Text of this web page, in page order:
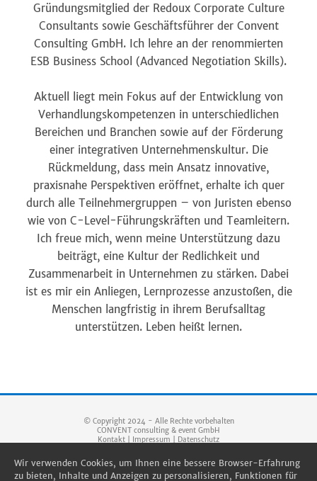
Gründungsmitglied der Redoux Corporate Culture
Consultants sowie Geschäftsführer der Convent
Consulting GmbH. Ich lehre an der renommierten
ESB Business School (Advanced Negotiation Skills).
Aktuell liegt mein Fokus auf der Entwicklung von
Verhandlungskompetenzen in unterschiedlichen
Bereichen und Branchen sowie auf der Förderung
einer integrativen Unternehmenskultur. Die
Rückmeldung, dass mein Ansatz innovative,
praxisnahe Perspektiven eröffnet, erhalte ich quer
durch alle Teilnehmergruppen – von Juristen ebenso
wie von C-Level-Führungskräften und Teamleitern.
Ich freue mich, wenn meine Unterstützung dazu
beiträgt, eine Kultur der Redlichkeit und
Zusammenarbeit in Unternehmen zu stärken. Dabei
ist es mir ein Anliegen, Lernprozesse anzustoßen, die
Menschen langfristig in ihrem Berufsalltag
unterstützen. Leben heißt lernen.
© Copyright 2024 - Alle Rechte vorbehalten
CONVENT consulting & event GmbH
Kontakt
Impressum Datenschutz
Wir verwenden Cookies, um Ihnen eine bessere Browser-Erfahrung
zu bieten, Inhalte und Anzeigen zu personalisieren, Funktionen für